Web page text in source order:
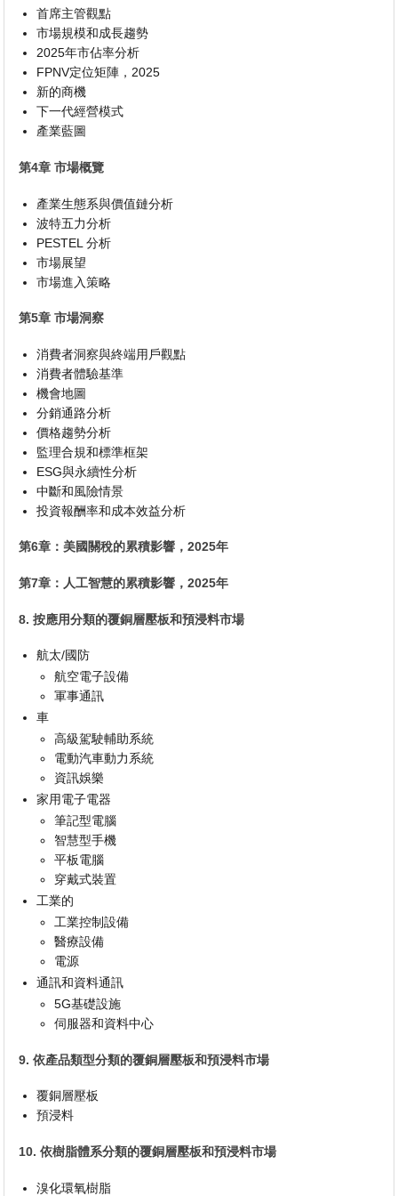
首席主管觀點
市場規模和成長趨勢
2025年市佔率分析
FPNV定位矩陣，2025
新的商機
下一代經營模式
產業藍圖
第4章 市場概覽
產業生態系與價值鏈分析
波特五力分析
PESTEL 分析
市場展望
市場進入策略
第5章 市場洞察
消費者洞察與終端用戶觀點
消費者體驗基準
機會地圖
分銷通路分析
價格趨勢分析
監理合規和標準框架
ESG與永續性分析
中斷和風險情景
投資報酬率和成本效益分析
第6章：美國關稅的累積影響，2025年
第7章：人工智慧的累積影響，2025年
8. 按應用分類的覆銅層壓板和預浸料市場
航太/國防
航空電子設備
軍事通訊
車
高級駕駛輔助系統
電動汽車動力系統
資訊娛樂
家用電子電器
筆記型電腦
智慧型手機
平板電腦
穿戴式裝置
工業的
工業控制設備
醫療設備
電源
通訊和資料通訊
5G基礎設施
伺服器和資料中心
9. 依產品類型分類的覆銅層壓板和預浸料市場
覆銅層壓板
預浸料
10. 依樹脂體系分類的覆銅層壓板和預浸料市場
溴化環氧樹脂